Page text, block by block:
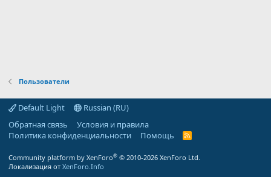
Пользователи
Default Light
Russian (RU)
Обратная связь
Условия и правила
Политика конфиденциальности
Помощь
R
Community platform by XenForo® © 2010-2026 XenForo Ltd.
Локализация от XenForo.Info